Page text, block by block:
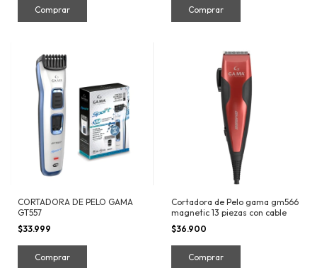
CORTADORA DE PELO GAMA
GT557
$33.999
Cortadora de Pelo gama gm566
magnetic 13 piezas con cable
$36.900